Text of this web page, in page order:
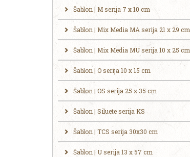
Šablon | M serija 7 x 10 cm
Šablon | Mix Media MA serija 21 x 29 cm
Šablon | Mix Media MU serija 10 x 25 cm
Šablon | O serija 10 x 15 cm
Šablon | OS serija 25 x 35 cm
Šablon | Siluete serija KS
Šablon | TCS serija 30x30 cm
Šablon | U serija 13 x 57 cm